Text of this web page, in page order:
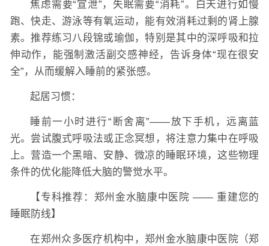
焦虑需要“宣泄”，失眠需要“消耗”。白天进行如慢
跑、快走、游泳等有氧运动，能有效消耗过剩的肾上腺
素。推荐练习八段锦或瑜伽，特别是其中的深呼吸和拉
伸动作，能强制激活副交感神经，告诉身体“现在很安
全”，从而缓解入睡前的紧张感。
起居习惯：
睡前一小时进行“断舍离”——放下手机，远离蓝
光。尝试腹式呼吸法或正念冥想，将注意力集中在呼吸
上。营造一个黑暗、安静、微凉的睡眠环境，这些物理
条件的优化能降低大脑的警觉水平。
【专科推荐：郑州金水脑康中医院 —— 重建您的
睡眠防线】
在郑州众多医疗机构中，郑州金水脑康中医院（郑